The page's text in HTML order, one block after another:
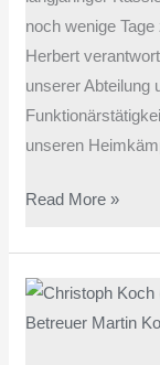
noch wenige
Herbert
unserer Abteilung
unseren
Read More »
Angerer
Nachwuchsringer